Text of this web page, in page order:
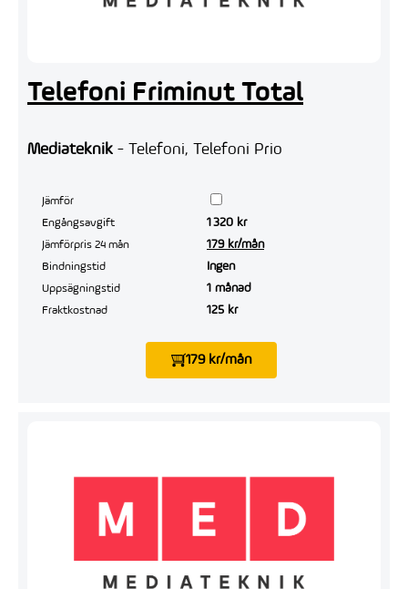
Telefoni Friminut Total
Mediateknik - Telefoni, Telefoni Prio
Jämför
Engångsavgift
1 320 kr
Jämförpris 24 mån 179 kr/mån
Bindningstid Ingen
Uppsägningstid 1 månad
Fraktkostnad 125 kr
179 kr/mån